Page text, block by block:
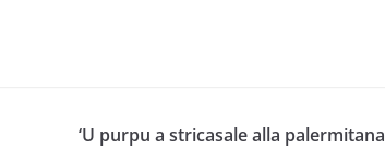
‘U purpu a stricasale alla palermitana